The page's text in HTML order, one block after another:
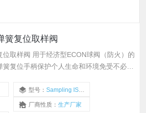
簧复位取样阀
位取样阀 用于经济型ECON球阀（防火）的
复位手柄保护个人生命和环境免受不必要
型号： Sampling ISO-5211 SRV
厂商性质： 生产厂家